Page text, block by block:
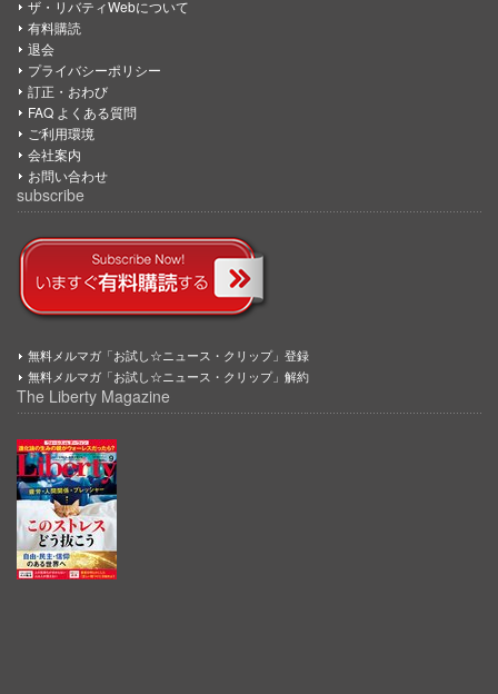
ザ・リバティWebについて
有料購読
退会
プライバシーポリシー
訂正・おわび
FAQ よくある質問
ご利用環境
会社案内
お問い合わせ
subscribe
無料メルマガ「お試し☆ニュース・クリップ」登録
無料メルマガ「お試し☆ニュース・クリップ」解約
The Liberty Magazine